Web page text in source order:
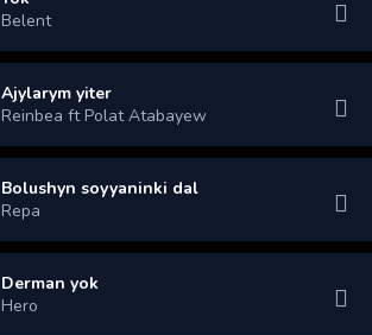
Belent
Ajylarym yiter
Reinbea ft Polat Atabayew
Bolushyn soyyaninki dal
Repa
Derman yok
Hero